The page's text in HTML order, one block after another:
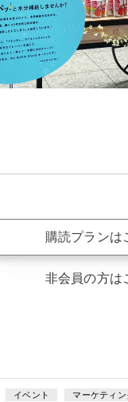
購読プランは
非会員の方は
イベント マーケティ